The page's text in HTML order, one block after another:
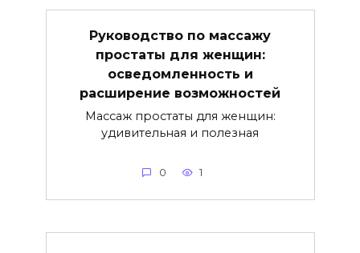
Руководство по массажу
простаты для женщин:
осведомленность и
расширение возможностей
Массаж простаты для женщин:
удивительная и полезная
0 1